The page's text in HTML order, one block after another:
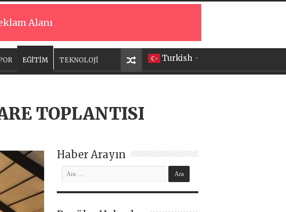
Alanı
Turkish ▼
EĞİTİM TEKNOLOJİ
TOPLANTISI
Haber Arayın